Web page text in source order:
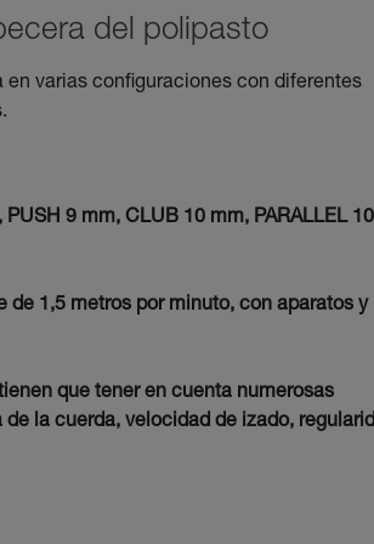
del polipasto
en varias configuraciones con diferentes
9 mm, CLUB 10 mm, PARALLEL
1,5 metros por minuto, con aparatos y
que tener en cuenta numerosas
la cuerda, velocidad de izado,